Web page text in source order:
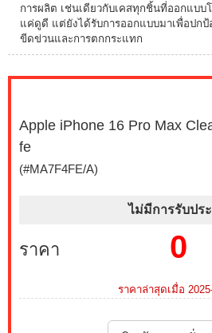
การผลิต เช่นเดียวกับเคสทุกชิ้นที่ออกแบบ
แค่ดูดี แต่ยังได้รับการออกแบบมาเพื่อปกป้
ขีดข่วนและการตกกระแทก
Apple iPhone 16 Pro Max
fe
(#MA7F4FE/A)
ไม่มีการรับปร
ราคา 0
ราคาล่าสุดเมื่อ